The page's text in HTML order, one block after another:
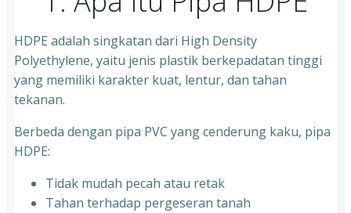
HDPE adalah singkatan dari High Density
Polyethylene, yaitu jenis plastik berkepadatan tinggi
yang memiliki karakter kuat, lentur, dan tahan
tekanan.
Berbeda dengan pipa PVC yang cenderung kaku, pipa
HDPE:
Tidak mudah pecah atau retak
Tahan terhadap pergeseran tanah